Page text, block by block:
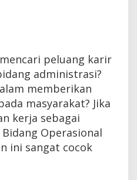
peluang karir
administrasi?
memberikan
masyarakat? Jika
kerja sebagai
Operasional
ini sangat cocok